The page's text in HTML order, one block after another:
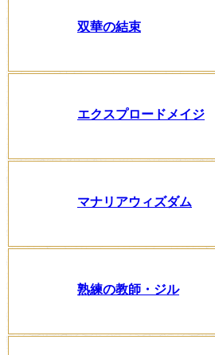
双華の結束
エクスプロードメイジ
マナリアウィズダム
熟練の教師・ジル